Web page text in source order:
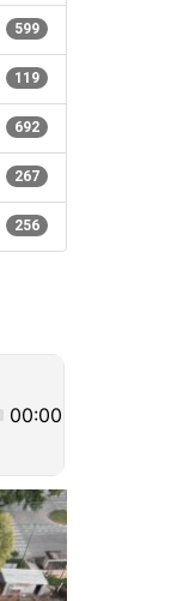
599
119
692
267
256